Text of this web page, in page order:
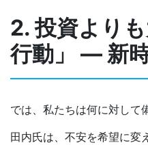
2. 投資より
行動」 ― 新
では、私たちは何に対して
田内氏は、不安を希望に変